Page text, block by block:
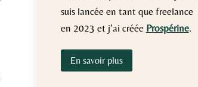
suis lancée en tant que freelance
en 2023 et j’ai créée Prospérine.
En savoir plus